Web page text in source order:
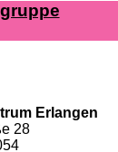
Erlangen
28